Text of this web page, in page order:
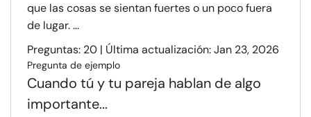
que las cosas se sientan fuertes o un poco fuera
de lugar. ...
Preguntas: 20 | Última actualización: Jan 23, 2026
Pregunta de ejemplo
Cuando tú y tu pareja hablan de algo
importante...